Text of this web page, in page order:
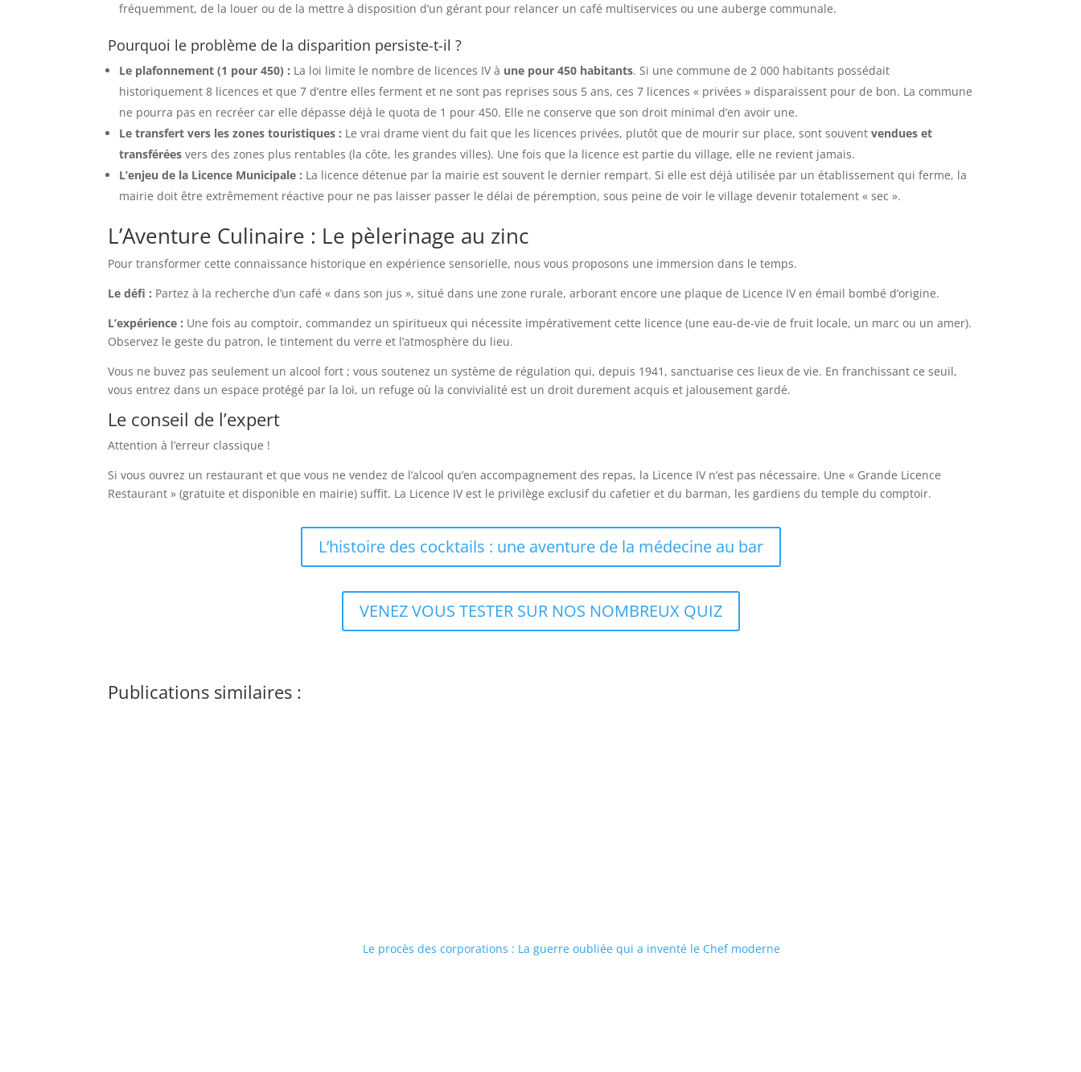
fréquemment, de la louer ou de la mettre à disposition d’un gérant pour relancer un café multiservices ou une auberge communale.
Pourquoi le problème de la disparition persiste-t-il ?
Le plafonnement (1 pour 450) : La loi limite le nombre de licences IV à une pour 450 habitants. Si une commune de 2 000 habitants possédait
historiquement 8 licences et que 7 d’entre elles ferment et ne sont pas reprises sous 5 ans, ces 7 licences « privées » disparaissent pour de bon. La commune
ne pourra pas en recréer car elle dépasse déjà le quota de 1 pour 450. Elle ne conserve que son droit minimal d’en avoir une.
Le transfert vers les zones touristiques : Le vrai drame vient du fait que les licences privées, plutôt que de mourir sur place, sont souventvendues et
transférées vers des zones plus rentables (la côte, les grandes villes). Une fois que la licence est partie du village, elle ne revient jamais.
L’enjeu de la Licence Municipale : La licence détenue par la mairie est souvent le dernier rempart. Si elle est déjà utilisée par un établissement qui ferme, la
mairie doit être extrêmement réactive pour ne pas laisser passer le délai de péremption, sous peine de voir le village devenir totalement « sec ».
L’Aventure Culinaire : Le pèlerinage au zinc
Pour transformer cette connaissance historique en expérience sensorielle, nous vous proposons une immersion dans le temps.
Le défi : Partez à la recherche d’un café « dans son jus », situé dans une zone rurale, arborant encore une plaque de Licence IV en émail bombé d’origine.
L’expérience : Une fois au comptoir, commandez un spiritueux qui nécessite impérativement cette licence (une eau-de-vie de fruit locale, un marc ou un amer).
Observez le geste du patron, le tintement du verre et l’atmosphère du lieu.
Vous ne buvez pas seulement un alcool fort ; vous soutenez un système de régulation qui, depuis 1941, sanctuarise ces lieux de vie. En franchissant ce seuil,
vous entrez dans un espace protégé par la loi, un refuge où la convivialité est un droit durement acquis et jalousement gardé.
Le conseil de l’expert
Attention à l’erreur classique !
Si vous ouvrez un restaurant et que vous ne vendez de l’alcool qu’en accompagnement des repas, la Licence IV n’est pas nécessaire. Une « Grande Licence
Restaurant » (gratuite et disponible en mairie) suffit. La Licence IV est le privilège exclusif du cafetier et du barman, les gardiens du temple du comptoir.
L’histoire des cocktails : une aventure de la médecine au bar
VENEZ VOUS TESTER SUR NOS NOMBREUX QUIZ
Publications similaires :
Le procès des corporations : La guerre oubliée qui a inventé le Chef moderne